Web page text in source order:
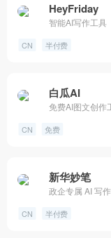
HeyFriday
智能AI写作工具
CN 半付费
白瓜AI
免费AI图文创作
CN 免费
新华妙笔
政企专属 AI 写
CN 半付费